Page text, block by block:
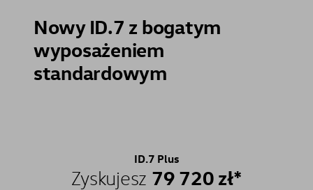
Nowy ID.7 z bogatym
wyposażeniem
standardowym
ID.7 Plus
Zyskujesz 79 720 zł*